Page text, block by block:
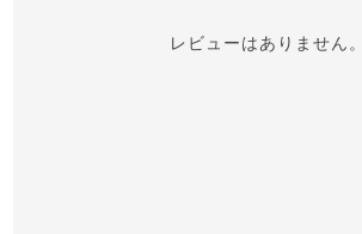
レビューはありません。